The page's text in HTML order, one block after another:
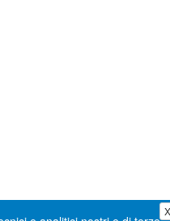
X